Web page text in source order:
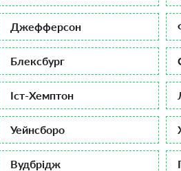
Джефферсон
Блексбург
Іст-Хемптон
Уейнсборо
Вудбрідж